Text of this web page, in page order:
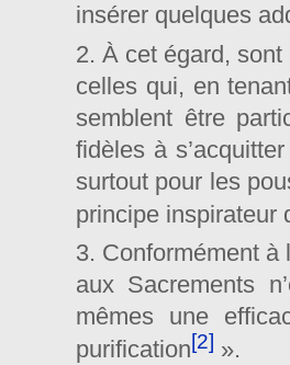
insérer quelques
2. À cet égard,
celles qui, en
semblent être
fidèles à
surtout pour les
principe inspirateur
3. Conformément à
aux Sacrements
mêmes une
purification[2] ».